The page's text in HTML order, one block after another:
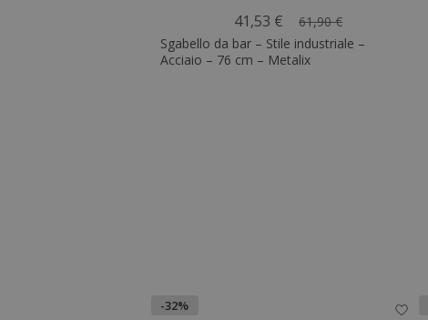
41,53 €
61,90 €
Sgabello da bar – Stile industriale –
Acciaio – 76 cm – Metalix
-32%